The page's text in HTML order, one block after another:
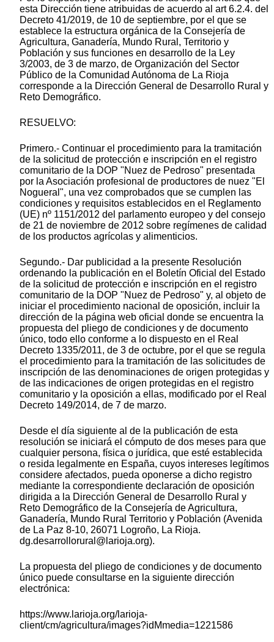
esta Dirección tiene atribuidas de acuerdo al art 6.2.4. del
Decreto 41/2019, de 10 de septiembre, por el que se
establece la estructura orgánica de la Consejería de
Agricultura, Ganadería, Mundo Rural, Territorio y
Población y sus funciones en desarrollo de la Ley
3/2003, de 3 de marzo, de Organización del Sector
Público de la Comunidad Autónoma de La Rioja
corresponde a la Dirección General de Desarrollo Rural y
Reto Demográfico.
RESUELVO:
Primero.- Continuar el procedimiento para la tramitación
de la solicitud de protección e inscripción en el registro
comunitario de la DOP "Nuez de Pedroso" presentada
por la Asociación profesional de productores de nuez "El
Nogueral", una vez comprobados que se cumplen las
condiciones y requisitos establecidos en el Reglamento
(UE) nº 1151/2012 del parlamento europeo y del consejo
de 21 de noviembre de 2012 sobre regímenes de calidad
de los productos agrícolas y alimenticios.
Segundo.- Dar publicidad a la presente Resolución
ordenando la publicación en el Boletín Oficial del Estado
de la solicitud de protección e inscripción en el registro
comunitario de la DOP "Nuez de Pedroso" y, al objeto de
iniciar el procedimiento nacional de oposición, incluir la
dirección de la página web oficial donde se encuentra la
propuesta del pliego de condiciones y de documento
único, todo ello conforme a lo dispuesto en el Real
Decreto 1335/2011, de 3 de octubre, por el que se regula
el procedimiento para la tramitación de las solicitudes de
inscripción de las denominaciones de origen protegidas y
de las indicaciones de origen protegidas en el registro
comunitario y la oposición a ellas, modificado por el Real
Decreto 149/2014, de 7 de marzo.
Desde el día siguiente al de la publicación de esta
resolución se iniciará el cómputo de dos meses para que
cualquier persona, física o jurídica, que esté establecida
o resida legalmente en España, cuyos intereses legítimos
considere afectados, pueda oponerse a dicho registro
mediante la correspondiente declaración de oposición
dirigida a la Dirección General de Desarrollo Rural y
Reto Demográfico de la Consejería de Agricultura,
Ganadería, Mundo Rural Territorio y Población (Avenida
de La Paz 8-10, 26071 Logroño, La Rioja.
dg.desarrollorural@larioja.org).
La propuesta del pliego de condiciones y de documento
único puede consultarse en la siguiente dirección
electrónica:
https://www.larioja.org/larioja-
client/cm/agricultura/images?idMmedia=1221586